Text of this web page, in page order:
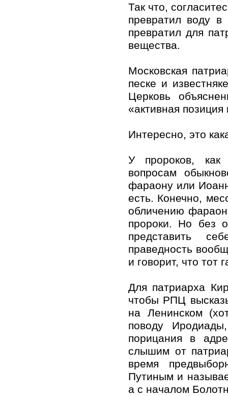
Так что,
превратил воду
превратил для
вещества.
Московская
песке и
Церковь
«активная
Интересно, это
У пророков, как
вопросам
фараону или
есть. Конечно,
обличению
пророки. Но без
представить
праведность
и говорит, что тот
Для патриарха
чтобы РПЦ
на Ленинском
поводу
порицания в
слышим от
время
Путиным и
а с началом